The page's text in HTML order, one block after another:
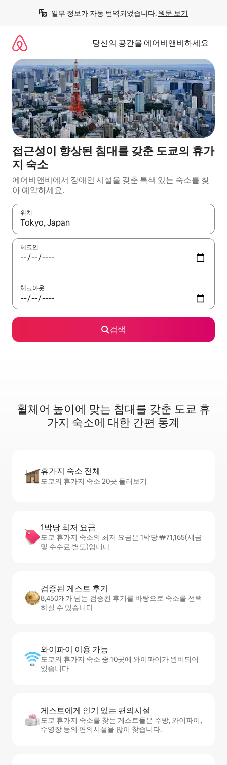
일부 정보가 자동 번역되었습니다. 원문 보기
당신의 공간을 에어비앤비하세요
접근성이 향상된 침대를 갖춘 도쿄의 휴가
지 숙소
에어비앤비에서 장애인 시설을 갖춘 특색 있는 숙소를 찾
아 예약하세요.
위치
결과가 나오면 위·아래 화살표 키를 사용하거나 터치 또는 스와이
체크인
체크아웃
검색
휠체어 높이에 맞는 침대를 갖춘 도쿄 휴
가지 숙소에 대한 간편 통계
휴가지 숙소 전체
도쿄의 휴가지 숙소 20곳 둘러보기
1박당 최저 요금
도쿄 휴가지 숙소의 최저 요금은 1박당 ₩71,165(세금
및 수수료 별도)입니다
검증된 게스트 후기
8,450개가 넘는 검증된 후기를 바탕으로 숙소를 선택
하실 수 있습니다
와이파이 이용 가능
도쿄의 휴가지 숙소 중 10곳에 와이파이가 완비되어
있습니다
게스트에게 인기 있는 편의시설
도쿄 휴가지 숙소를 찾는 게스트들은 주방, 와이파이,
수영장 등의 편의시설을 많이 찾습니다.